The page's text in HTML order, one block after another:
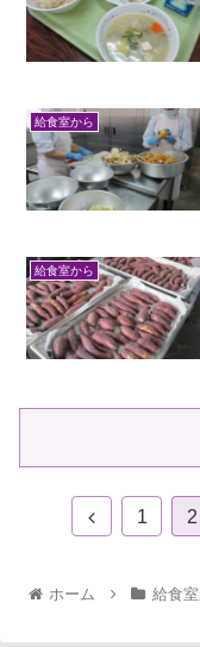
給食室から
給食室から
1 2
ホーム 給食